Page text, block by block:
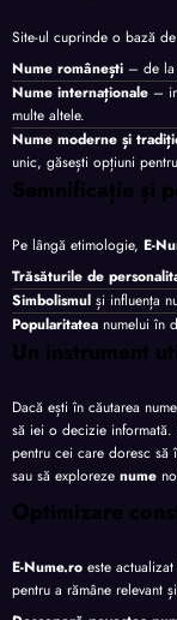
Site-ul cuprinde o bază
Nume românești – de la
Nume internaționale –
multe altele.
Nume moderne și
unic, găsești opțiuni
Semnificație și
Pe lângă etimologie, E-
Trăsăturile de
Simbolismul și influența
Popularitatea numelui în
Un instrument
Dacă ești în căutarea
să iei o decizie informată.
pentru cei care doresc să
sau să exploreze nume
Optimizare
E-Nume.ro este
pentru a rămâne relevant